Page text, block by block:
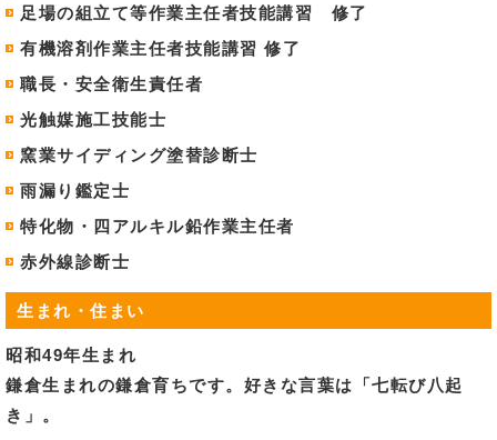
足場の組立て等作業主任者技能講習 修了
有機溶剤作業主任者技能講習 修了
職長・安全衛生責任者
光触媒施工技能士
窯業サイディング塗替診断士
雨漏り鑑定士
特化物・四アルキル鉛作業主任者
赤外線診断士
生まれ・住まい
昭和49年生まれ
鎌倉生まれの鎌倉育ちです。好きな言葉は「七転び八起
き」。